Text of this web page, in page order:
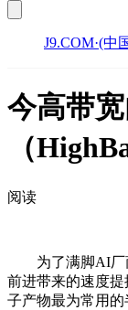
J9.COM·(中
今高带
（
阅读
为了满脚AI厂商
前进带来的速度
子产物最为常用